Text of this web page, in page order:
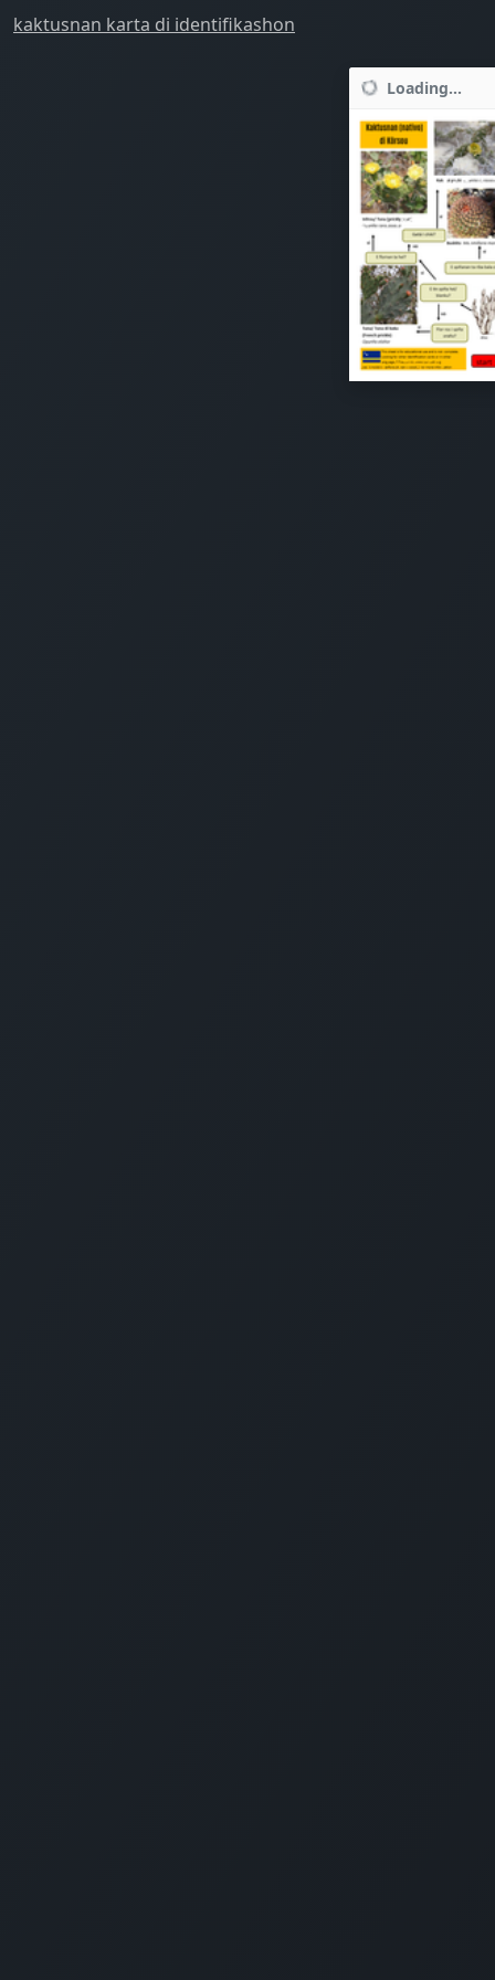
kaktusnan karta di identifikashon
Loading...